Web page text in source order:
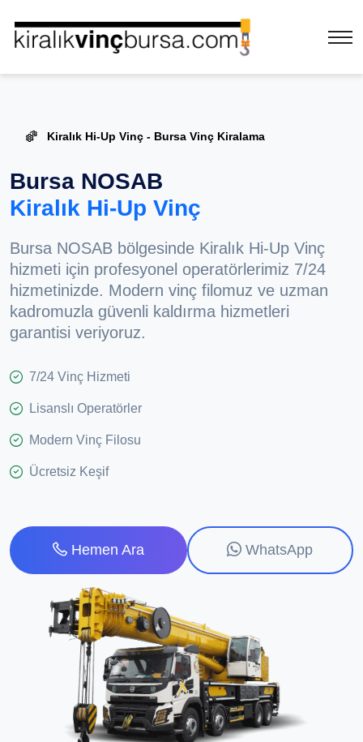
Kiralık Hi-Up Vinç - Bursa Vinç Kiralama
Bursa NOSAB
Kiralık Hi-Up Vinç
Bursa NOSAB bölgesinde Kiralık Hi-Up Vinç
hizmeti için profesyonel operatörlerimiz 7/24
hizmetinizde. Modern vinç filomuz ve uzman
kadromuzla güvenli kaldırma hizmetleri
garantisi veriyoruz.
7/24 Vinç Hizmeti
Lisanslı Operatörler
Modern Vinç Filosu
Ücretsiz Keşif
Hemen Ara WhatsApp